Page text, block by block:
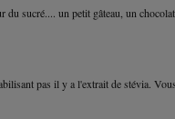
sucré.... un petit gâteau, un
pas il y a l'extrait de stévia.